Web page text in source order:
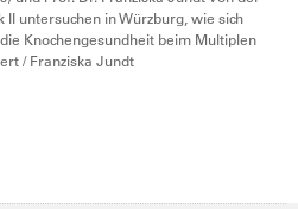
II untersuchen in Würzburg, wie sich
Knochengesundheit beim Multiplen
/ Franziska Jundt